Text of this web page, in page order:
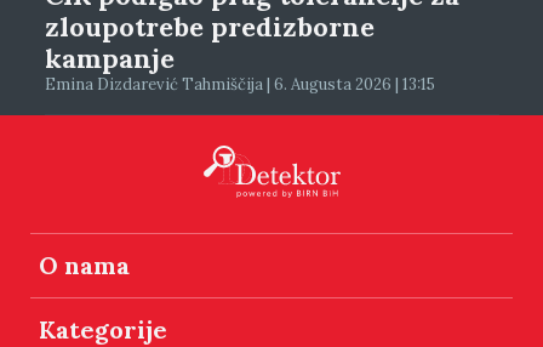
zloupotrebe predizborne
kampanje
Emina Dizdarević Tahmiščija | 6. Augusta 2026 | 13:15
O nama
Kategorije